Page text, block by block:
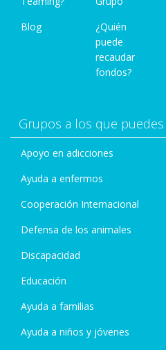
Blog
¿Quién
puede
recaudar
fondos?
Grupos a los que
Apoyo en adicciones
Ayuda a enfermos
Cooperación Internacional
Defensa de los animales
Discapacidad
Educación
Ayuda a familias
Ayuda a niños y jóvenes